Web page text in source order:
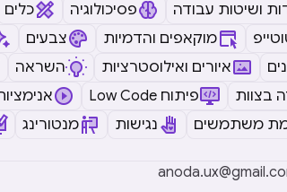
ושיטות עבודה
פסיכולוגיה כלים
מוקאפים והדמיות צבעים
איורים ואילוסטרציות השראה
בצוות
Low Code פיתוח
משתמשים
נגישות מנטורינג